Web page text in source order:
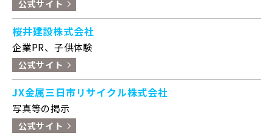
公式サイト
桜井建設株式会社
企業PR、子供体験
公式サイト
JX金属三日市リサイクル株式会社
写真等の掲示
公式サイト